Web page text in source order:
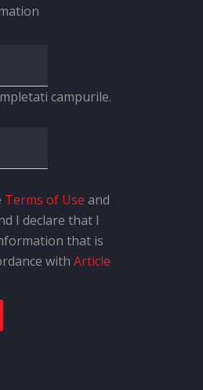
campurile.
Terms of Use and
I declare that I
that is
with Article